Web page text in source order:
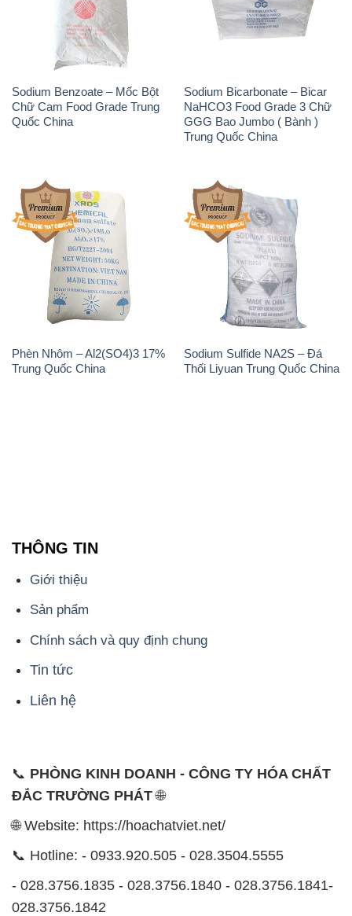
Sodium Benzoate – Mốc Bột
Chữ Cam Food Grade Trung
Quốc China
Sodium Bicarbonate – Bicar
NaHCO3 Food Grade 3 Chữ
GGG Bao Jumbo ( Bành )
Trung Quốc China
Phèn Nhôm – Al2(SO4)3 17%
Trung Quốc China
Sodium Sulfide NA2S – Đá
Thối Liyuan Trung Quốc China
THÔNG TIN
Giới thiệu
Sản phẩm
Chính sách và quy định chung
Tin tức
Liên hệ
📞 PHÒNG KINH DOANH - CÔNG TY HÓA CHẤT
ĐẮC TRƯỜNG PHÁT🌐
🌐 Website: https://hoachatviet.net/
📞 Hotline: - 0933.920.505 - 028.3504.5555
- 028.3756.1835 - 028.3756.1840 - 028.3756.1841-
028.3756.1842